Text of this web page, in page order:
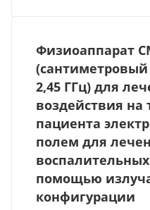
Физиоаппарат
(сантиметровый
2,45 ГГц) для
воздействия на
пациента
полем для
помощью
конфигурации